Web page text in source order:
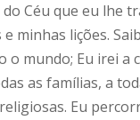
Céu que eu lhe
minhas lições.
o mundo; Eu irei a
as famílias, a
Eu